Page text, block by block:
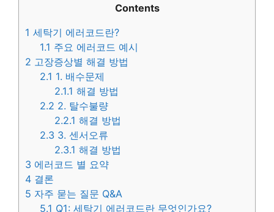
Contents
1 세탁기 에러코드란?
1.1 주요 에러코드 예시
2 고장증상별 해결 방법
2.1 1. 배수문제
2.1.1 해결 방법
2.2 2. 탈수불량
2.2.1 해결 방법
2.3 3. 센서오류
2.3.1 해결 방법
3 에러코드 별 요약
4 결론
5 자주 묻는 질문 Q&A
5.1 Q1: 세탁기 에러코드란 무엇인가요?